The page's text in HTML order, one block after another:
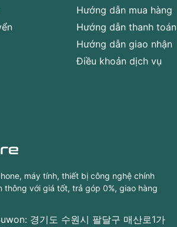
Hướng dẫn mua hàng
Hướng dẫn thanh toán
Hướng dẫn giao nhận
Điều khoản dịch vụ
máy tính, thiết bị công nghệ chính
thông với giá tốt, trả góp 0%, giao hàng
경기도 수원시 팔달구 매산로1가